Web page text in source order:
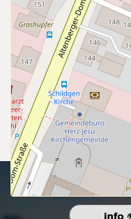
Urheberrecht